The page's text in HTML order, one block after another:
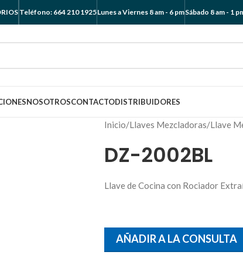
Teléfono: 664 210 1925Lunes a Viernes 8 am - 6 pmSábado 8 am - 1
NOSOTROSCONTACTODISTRIBUIDORES
Inicio/Llaves Mezcladoras/Llave
DZ-2002BL
Llave de Cocina con Rociador
AÑADIR A LA CONSULTA